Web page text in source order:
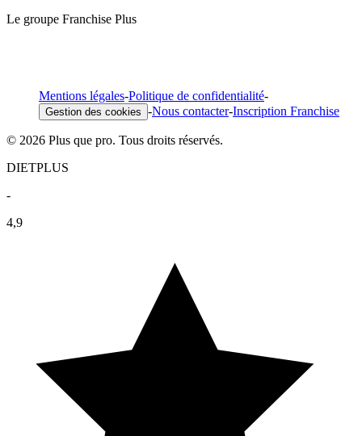
Le groupe Franchise Plus
Mentions légales-Politique de confidentialité-
Gestion des cookies -Nous contacter-Inscription Franchise
© 2026 Plus que pro. Tous droits réservés.
DIETPLUS
-
4,9